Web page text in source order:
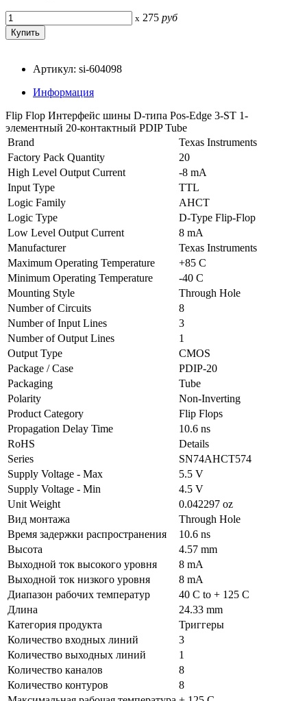
x 275 руб
Артикул: si-604098
Информация
Flip Flop Интерфейс шины D-типа Pos-Edge 3-ST 1-
элементный 20-контактный PDIP Tube
Brand
Texas Instruments
Factory Pack Quantity
20
High Level Output Current
-8 mA
Input Type
TTL
Logic Family
AHCT
Logic Type
D-Type Flip-Flop
Low Level Output Current
8 mA
Manufacturer
Texas Instruments
Maximum Operating Temperature
+85 C
Minimum Operating Temperature
-40 C
Mounting Style
Through Hole
Number of Circuits
8
Number of Input Lines
3
Number of Output Lines
1
Output Type
CMOS
Package / Case
PDIP-20
Packaging
Tube
Polarity
Non-Inverting
Product Category
Flip Flops
Propagation Delay Time
10.6 ns
RoHS
Details
Series
SN74AHCT574
Supply Voltage - Max
5.5 V
Supply Voltage - Min
4.5 V
Unit Weight
0.042297 oz
Вид монтажа
Through Hole
Время задержки распространения
10.6 ns
Высота
4.57 mm
Выходной ток высокого уровня
8 mA
Выходной ток низкого уровня
8 mA
Диапазон рабочих температур
40 C to + 125 C
Длина
24.33 mm
Категория продукта
Триггеры
Количество входных линий
3
Количество выходных линий
1
Количество каналов
8
Количество контуров
8